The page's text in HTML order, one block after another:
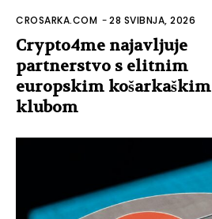
CROSARKA.COM -28 SVIBNJA, 2026
Crypto4me najavljuje
partnerstvo s elitnim
europskim košarkaškim
klubom